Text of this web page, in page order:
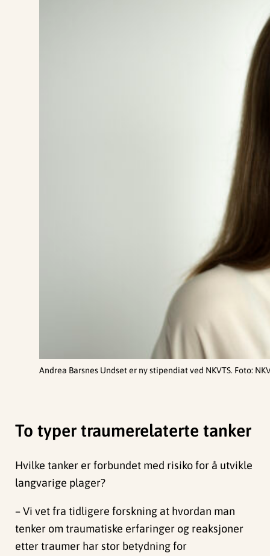
Andrea Barsnes Undset er ny stipendiat ved NKVTS. Foto:
To typer traumerelaterte tanker
Hvilke tanker er forbundet med risiko for å utvikle
langvarige plager?
– Vi vet fra tidligere forskning at hvordan man
tenker om traumatiske erfaringer og reaksjoner
etter traumer har stor betydning for